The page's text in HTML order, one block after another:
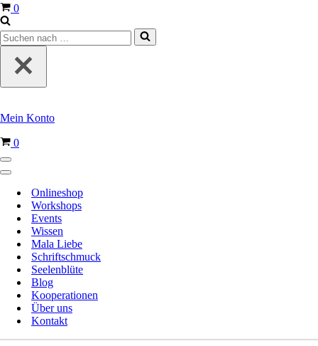
Warenkorb
0
Suchen
nach …
Mein Konto
Warenkorb
0
Navigationsmenü
Navigationsmenü
Onlineshop
Workshops
Events
Wissen
Mala Liebe
Schriftschmuck
Seelenblüte
Blog
Kooperationen
Über uns
Kontakt